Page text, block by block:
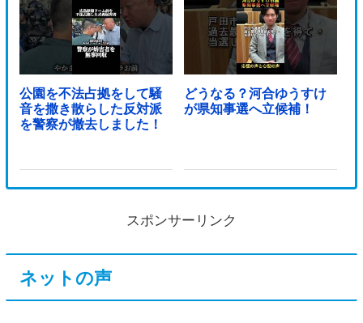
公園を不法占拠をして騒
音を撒き散らした反対派
を警察が撤去しました！
どうなる？河合ゆうすけ
が県知事選へ立候補！
スポンサーリンク
ネットの声